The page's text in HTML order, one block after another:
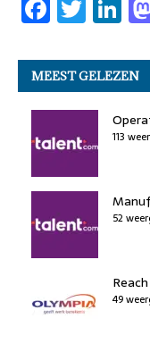
o
k
a
c
e
b
o
o
k
w
it
t
er
n
k
e
dI
n
MEEST GELEZEN
113
52
49